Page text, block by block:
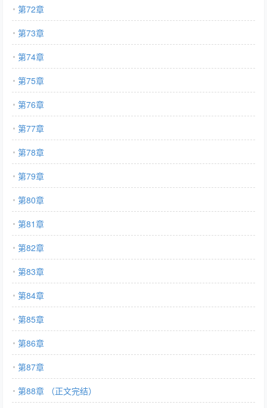
第72章
第73章
第74章
第75章
第76章
第77章
第78章
第79章
第80章
第81章
第82章
第83章
第84章
第85章
第86章
第87章
第88章 （正文完结）